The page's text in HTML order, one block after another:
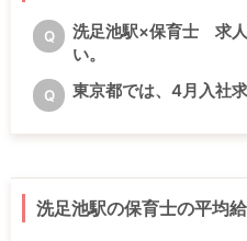
Q
洗足池駅×保育士 求
い。
Q 東京都では、4月入社
洗足池駅の保育士の平均